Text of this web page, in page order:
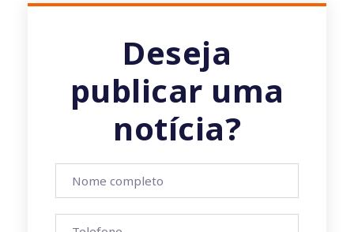
Deseja
publicar uma
notícia?